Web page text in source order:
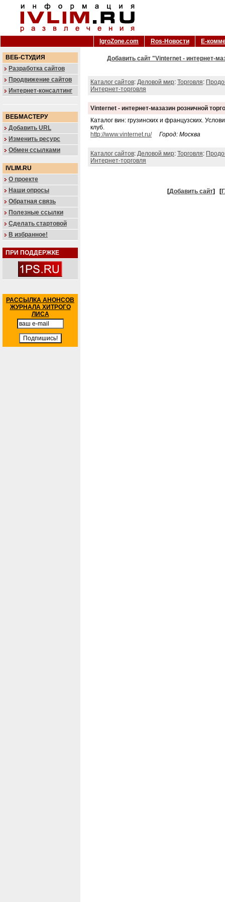
IgroZone.com Ros-Новости Е-
ВЕБ-СТУДИЯ
Разработка сайтов
Продвижение сайтов
Интернет-консалтинг
ВЕБМАСТЕРУ
Добавить URL
Изменить ресурс
Обмен ссылками
IVLIM.RU
О проекте
Наши опросы
Обратная связь
Полезные ссылки
Сделать стартовой
В избранное!
ПРИ ПОДДЕРЖКЕ
РАССЫЛКА АНОНСОВ
ЖУРНАЛА ХИТРОГО
ЛИСА
Добавить сайт "Vinternet - интернет-
Каталог сайтов: Деловой мир: Торговля:
Интернет-торговля
Vinternet - интернет-мазазин розничной
Каталог вин: грузинских и французских.
клуб.
http://www.vinternet.ru/
Город: Москва
Каталог сайтов: Деловой мир: Торговля:
Интернет-торговля
[Добавить сайт] [